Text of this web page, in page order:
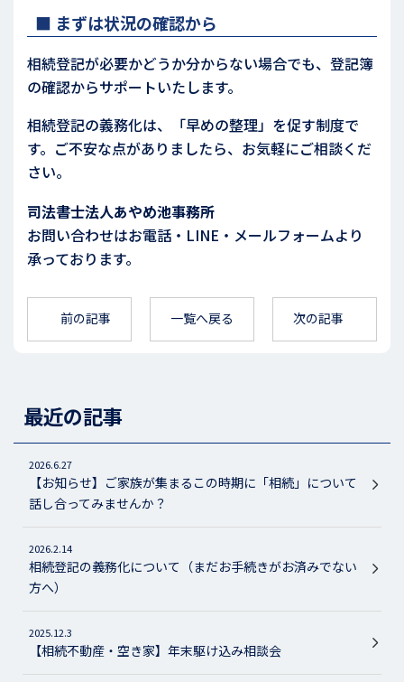
■ まずは状況の確認から
相続登記が必要かどうか分からない場合でも、登記簿
の確認からサポートいたします。
相続登記の義務化は、「早めの整理」を促す制度で
す。ご不安な点がありましたら、お気軽にご相談くだ
さい。
司法書士法人あやめ池事務所
お問い合わせはお電話・LINE・メールフォームより
承っております。
前の記事 一覧へ戻る 次の記事
最近の記事
2026.6.27
【お知らせ】ご家族が集まるこの時期に「相続」について
話し合ってみませんか？
2026.2.14
相続登記の義務化について（まだお手続きがお済みでない
方へ）
2025.12.3
【相続不動産・空き家】年末駆け込み相談会